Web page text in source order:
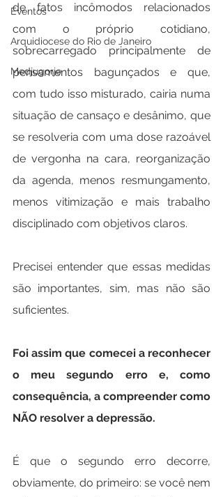
Eventos
Arquidiocese do Rio de Janeiro
Medjugorje
de fatos incômodos relacionados
com o próprio cotidiano,
sobrecarregado principalmente de
pensamentos bagunçados e que,
com tudo isso misturado, cairia numa
situação de cansaço e desânimo, que
se resolveria com uma dose razoável
de vergonha na cara, reorganização
da agenda, menos resmungamento,
menos vitimização e mais trabalho
disciplinado com objetivos claros.
Precisei entender que essas medidas
são importantes, sim, mas não são
suficientes.
Foi assim que comecei a reconhecer
o meu segundo erro e, como
consequência, a compreender como
NÃO resolver a depressão.
É que o segundo erro decorre,
obviamente, do primeiro: se você nem